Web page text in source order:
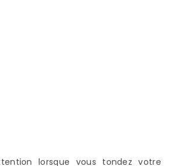
lorsque vous tondez votre